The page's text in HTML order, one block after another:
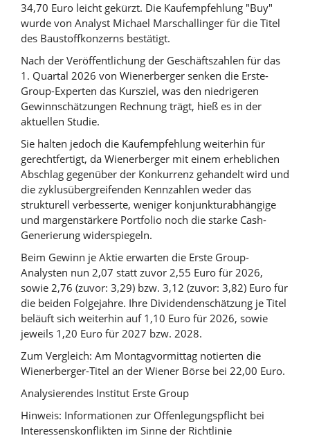
34,70 Euro leicht gekürzt. Die Kaufempfehlung "Buy"
wurde von Analyst Michael Marschallinger für die Titel
des Baustoffkonzerns bestätigt.
Nach der Veröffentlichung der Geschäftszahlen für das
1. Quartal 2026 von Wienerberger senken die Erste-
Group-Experten das Kursziel, was den niedrigeren
Gewinnschätzungen Rechnung trägt, hieß es in der
aktuellen Studie.
Sie halten jedoch die Kaufempfehlung weiterhin für
gerechtfertigt, da Wienerberger mit einem erheblichen
Abschlag gegenüber der Konkurrenz gehandelt wird und
die zyklusübergreifenden Kennzahlen weder das
strukturell verbesserte, weniger konjunkturabhängige
und margenstärkere Portfolio noch die starke Cash-
Generierung widerspiegeln.
Beim Gewinn je Aktie erwarten die Erste Group-
Analysten nun 2,07 statt zuvor 2,55 Euro für 2026,
sowie 2,76 (zuvor: 3,29) bzw. 3,12 (zuvor: 3,82) Euro für
die beiden Folgejahre. Ihre Dividendenschätzung je Titel
beläuft sich weiterhin auf 1,10 Euro für 2026, sowie
jeweils 1,20 Euro für 2027 bzw. 2028.
Zum Vergleich: Am Montagvormittag notierten die
Wienerberger-Titel an der Wiener Börse bei 22,00 Euro.
Analysierendes Institut Erste Group
Hinweis: Informationen zur Offenlegungspflicht bei
Interessenskonflikten im Sinne der Richtlinie